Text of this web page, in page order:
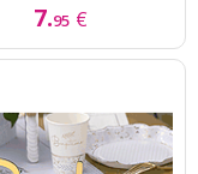
7.95 €